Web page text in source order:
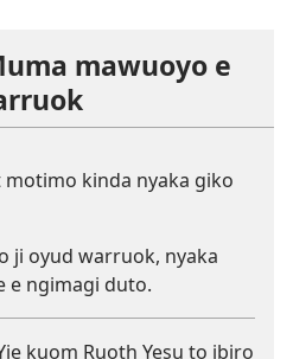
mawuoyo e
motimo kinda nyaka giko
ji oyud warruok, nyaka
e ngimagi duto.
kuom Ruoth Yesu to ibiro